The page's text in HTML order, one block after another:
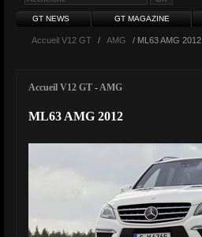
GT NEWS GT MAGAZINE
Accueil V12 GT / AMG / ML63 AMG 2012
Accueil V12 GT -AMG
ML63 AMG 2012